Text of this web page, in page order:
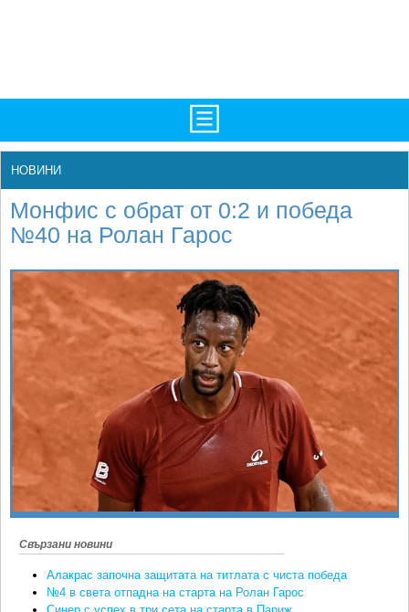
НОВИНИ
БГ
WTA
LIVE SCORES
SOFIA OPEN
КЛУБОВЕ
ВИДЕО
ЖЪЛТО
РАКЕТНИ
Фотогалерии
Рекорди/Статистика
Екипировка
Любопитно
Ретро
Спорт&Фитнес
Любители
НОВИНИ
Монфис с обрат от 0:2 и победа
№40 на Ролан Гарос
Свързани новини
Алакрас започна защитата на титлата с чиста победа
№4 в света отпадна на старта на Ролан Гарос